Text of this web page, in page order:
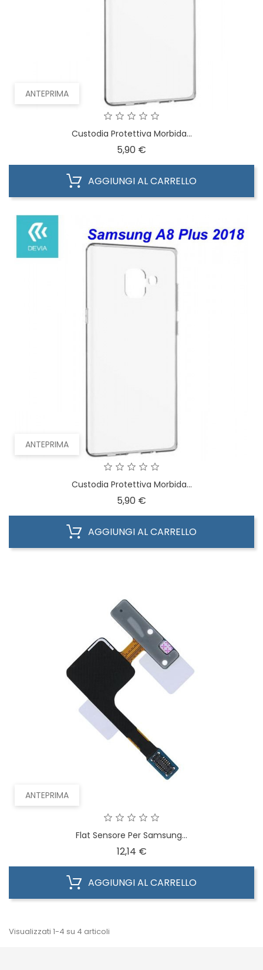
ANTEPRIMA
Custodia Protettiva Morbida...
5,90 €
AGGIUNGI AL CARRELLO
ANTEPRIMA
Custodia Protettiva Morbida...
5,90 €
AGGIUNGI AL CARRELLO
ANTEPRIMA
Flat Sensore Per Samsung...
12,14 €Prezzo
AGGIUNGI AL CARRELLO
Visualizzati 1-4 su 4 articoli